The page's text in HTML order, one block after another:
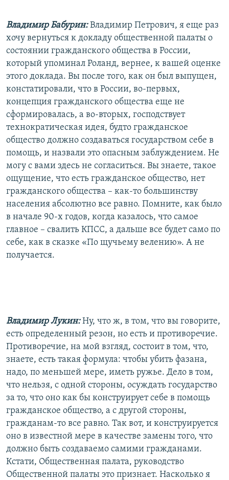
Владимир Бабурин: Владимир Петрович, я еще раз
хочу вернуться к докладу общественной палаты о
состоянии гражданского общества в России,
который упоминал Роланд, вернее, к вашей оценке
этого доклада. Вы после того, как он был выпущен,
констатировали, что в России, во-первых,
концепция гражданского общества еще не
сформировалась, а во-вторых, господствует
технократическая идея, будто гражданское
общество должно создаваться государством себе в
помощь, и назвали это опасным заблуждением. Не
могу с вами здесь не согласиться. Вы знаете, такое
ощущение, что есть гражданское общество, нет
гражданского общества – как-то большинству
населения абсолютно все равно. Помните, как было
в начале 90-х годов, когда казалось, что самое
главное – свалить КПСС, а дальше все будет само по
себе, как в сказке «По щучьему велению». А не
получается.
Владимир Лукин: Ну, что ж, в том, что вы говорите,
есть определенный резон, но есть и противоречие.
Противоречие, на мой взгляд, состоит в том, что,
знаете, есть такая формула: чтобы убить фазана,
надо, по меньшей мере, иметь ружье. Дело в том,
что нельзя, с одной стороны, осуждать государство
за то, что оно как бы конструирует себе в помощь
гражданское общество, а с другой стороны,
гражданам-то все равно. Так вот, и конструируется
оно в известной мере в качестве замены того, что
должно быть создаваемо самими гражданами.
Кстати, Общественная палата, руководство
Общественной палаты это признает. Насколько я